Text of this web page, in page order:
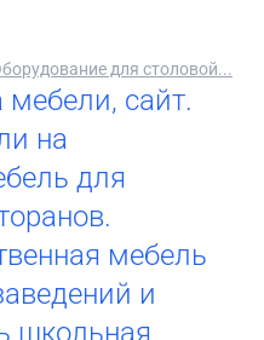
для столовой...
сайт.
на
для
мебель
и
школьная